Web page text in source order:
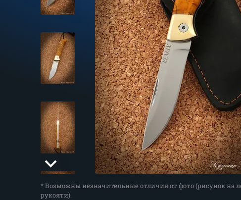
* Возможны незначительные отличия от фото (рисунок на
рукояти).